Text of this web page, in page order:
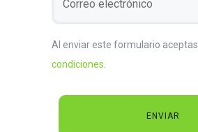
Al enviar este formulario aceptas
condiciones